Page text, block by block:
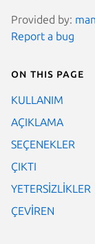
Provided by:
Report a bug
On this page
KULLANIM
AÇIKLAMA
SEÇENEKLER
ÇIKTI
YETERSİZLİKLER
ÇEVİREN